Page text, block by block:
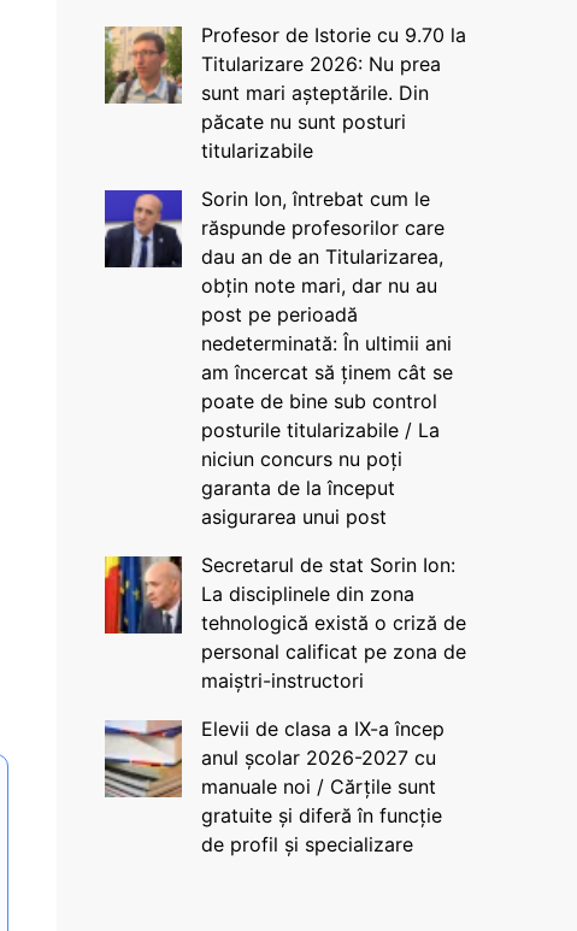
Profesor de Istorie cu 9.70 la
Titularizare 2026: Nu prea
sunt mari așteptările. Din
păcate nu sunt posturi
titularizabile
Sorin Ion, întrebat cum le
răspunde profesorilor care
dau an de an Titularizarea,
obțin note mari, dar nu au
post pe perioadă
nedeterminată: În ultimii ani
am încercat să ținem cât se
poate de bine sub control
posturile titularizabile / La
niciun concurs nu poți
garanta de la început
asigurarea unui post
Secretarul de stat Sorin Ion:
La disciplinele din zona
tehnologică există o criză de
personal calificat pe zona de
maiștri-instructori
Elevii de clasa a IX-a încep
anul școlar 2026-2027 cu
manuale noi / Cărțile sunt
gratuite și diferă în funcție
de profil și specializare